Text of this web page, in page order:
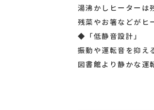
湯沸かしヒーターは
残菜やお箸などがヒ
◆「低静音設計」
振動や運転音を抑え
図書館より静かな運